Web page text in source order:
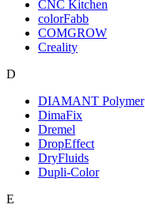
CNC Kitchen
colorFabb
COMGROW
Creality
D
DIAMANT Polymer
DimaFix
Dremel
DropEffect
DryFluids
Dupli-Color
E